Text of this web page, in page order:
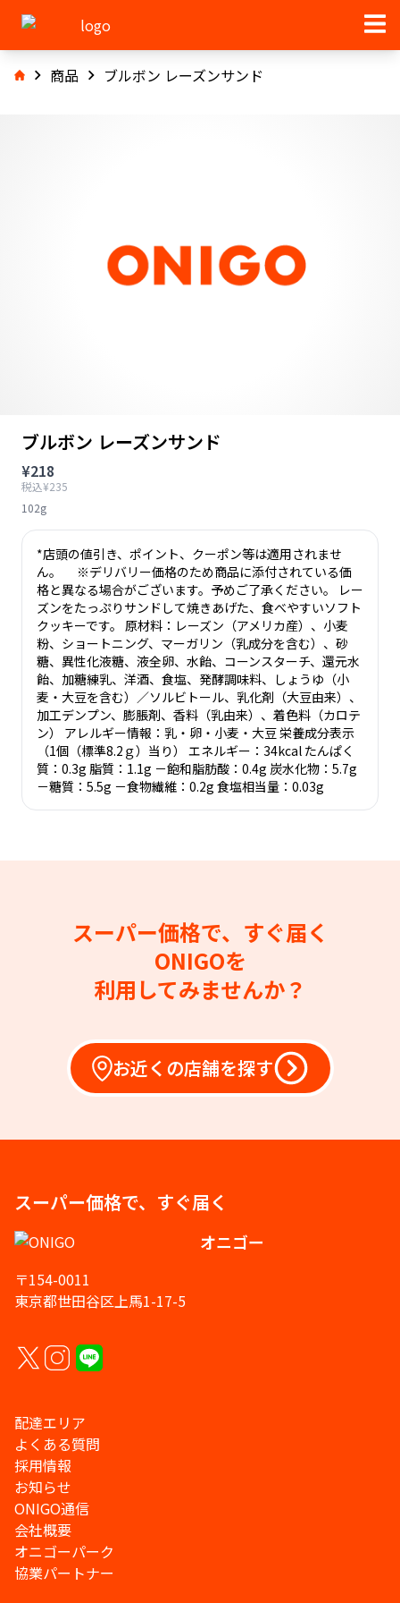
商品 ブルボン レーズンサンド
ブルボン レーズンサンド
¥218
税込¥235
102g
*店頭の値引き、ポイント、クーポン等は適用されませ
ん。 ※デリバリー価格のため商品に添付されている価
格と異なる場合がございます。予めご了承ください。 レー
ズンをたっぷりサンドして焼きあげた、食べやすいソフト
クッキーです。 原材料：レーズン（アメリカ産）、小麦
粉、ショートニング、マーガリン（乳成分を含む）、砂
糖、異性化液糖、液全卵、水飴、コーンスターチ、還元水
飴、加糖練乳、洋酒、食塩、発酵調味料、しょうゆ（小
麦・大豆を含む）／ソルビトール、乳化剤（大豆由来）、
加工デンプン、膨脹剤、香料（乳由来）、着色料（カロテ
ン） アレルギー情報：乳・卵・小麦・大豆 栄養成分表示
（1個（標準8.2ｇ）当り） エネルギー：34kcal たんぱく
質：0.3g 脂質：1.1g －飽和脂肪酸：0.4g 炭水化物：5.7g
－糖質：5.5g －食物繊維：0.2g 食塩相当量：0.03g
スーパー価格で、すぐ届く
ONIGOを
利用してみませんか？
お近くの店舗を探す
スーパー価格で、すぐ届く
オニゴー
〒154-0011
東京都世田谷区上馬1-17-5
配達エリア
よくある質問
採用情報
お知らせ
ONIGO通信
会社概要
オニゴーパーク
協業パートナー